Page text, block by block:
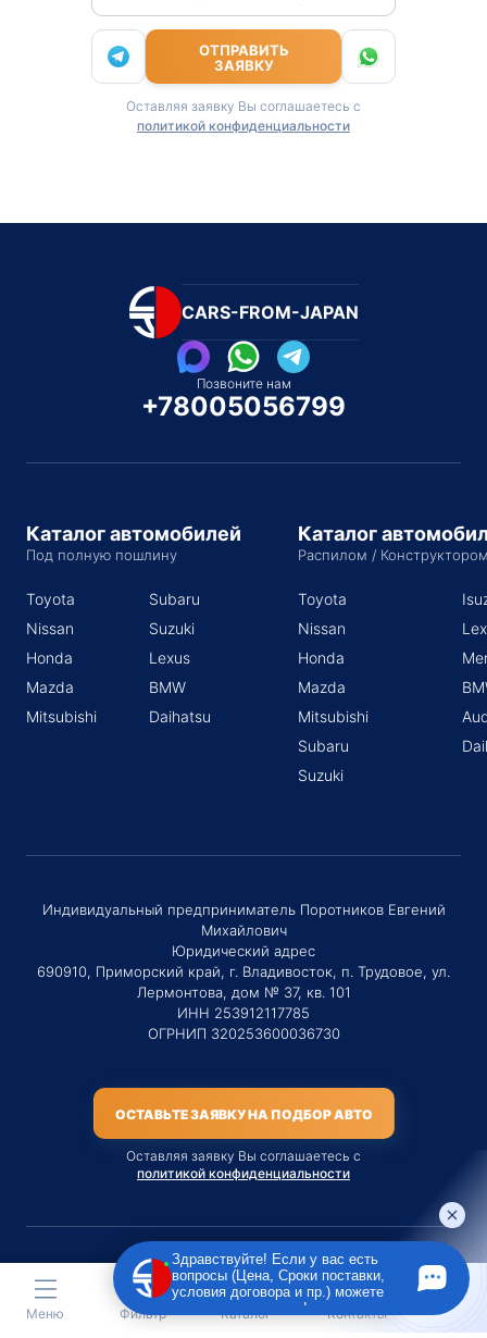
ОТПРАВИТЬ
ЗАЯВКУ
Оставляя заявку Вы соглашаетесь с
политикой конфиденциальности
CARS-FROM-JAPAN
Позвоните нам
+78005056799
Каталог автомобилей
Под полную пошлину
Toyota
Nissan
Honda
Mazda
Mitsubishi
Subaru
Suzuki
Lexus
BMW
Daihatsu
Каталог
Распилом /
Toyota
Nissan
Honda
Mazda
Mitsubishi
Subaru
Suzuki
Индивидуальный предприниматель Поротников Евгений
Михайлович
Юридический адрес
690910, Приморский край, г. Владивосток, п. Трудовое, ул.
Лермонтова, дом № 37, кв. 101
ИНН 253912117785
ОГРНИП 320253600036730
ОСТАВЬТЕ ЗАЯВКУ НА ПОДБОР АВТО
Оставляя заявку Вы соглашаетесь с
политикой конфиденциальности
Материалы данного сайта являются публичной офертой
только на услугу сопровождения Агентом приобретения
транспортного средства Клиентом.
Меню Фильтр Каталог Контакты
Здравствуйте! Если у вас есть
вопросы (Цена, Сроки поставки,
условия договора и пр.) можете
задать их мне в чат!